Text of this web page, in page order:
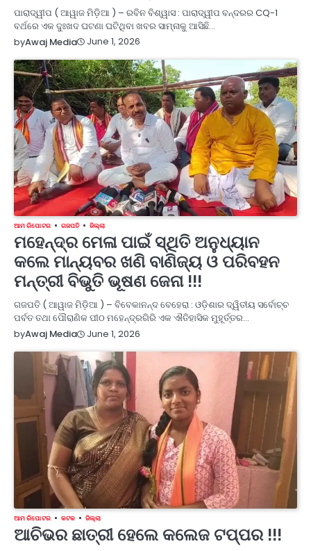
ପାରାଦ୍ୱୀପ ( ଆୱାଜ ମିଡ଼ିଆ ) – ରବିନ ବିଶ୍ୱାସ : ପାରାଦ୍ୱୀପ ବନ୍ଦରର CQ-1
ବର୍ଥରେ ଏକ ଦୁଃଖଦ ଘଟଣା ଘଟିଥିବା ଖବର ସାମ୍ନାକୁ ଆସିଛି…
byAwaj Media June 1, 2026
ଆମ ରିପୋଟର ଗଜପତି ଜିଲ୍ଲା
ମହେନ୍ଦ୍ର ମେଳା ପାଇଁ ସ୍ଥିତି ଅନୁଧ୍ୟାନ
କଲେ ମାନ୍ୟବର ଖଣି ବାଣିଜ୍ୟ ଓ ପରିବହନ
ମନ୍ତ୍ରୀ ବିଭୁତି ଭୂଷଣ ଜେନା !!!
ଗଜପତି ( ଆୱାଜ ମିଡ଼ିଆ ) – ବିବେକାନନ୍ଦ ବେହେରା : ଓଡ଼ିଶାର ଦ୍ୱିତୀୟ ସର୍ବୋଚ୍ଚ
ପର୍ବତ ତଥା ପୌରାଣିକ ପୀଠ ମହେନ୍ଦ୍ରଗିରି ଏକ ଐତିହାସିକ ମୁହୂର୍ତ୍ତର…
byAwaj Media June 1, 2026
ଆମ ରିପୋଟର କଟକ ଜିଲ୍ଲା
ଆଚିଭର ଛାତ୍ରୀ ହେଲେ କଲେଜ ଟପ୍ପର !!!